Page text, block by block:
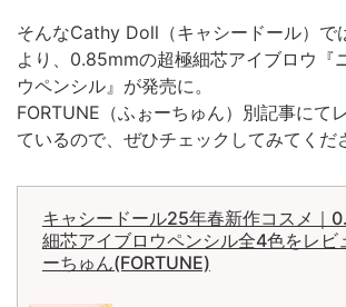
そんなCathy Doll（キャシードール）で
より、0.85mmの超極細芯アイブロウ『
ウペンシル』が発売に。
FORTUNE（ふぉーちゅん）別記事にて
ているので、ぜひチェックしてみてくだ
キャシードール25年春新作コスメ｜
細芯アイブロウペンシル全4色をレ
ーちゅん(FORTUNE)